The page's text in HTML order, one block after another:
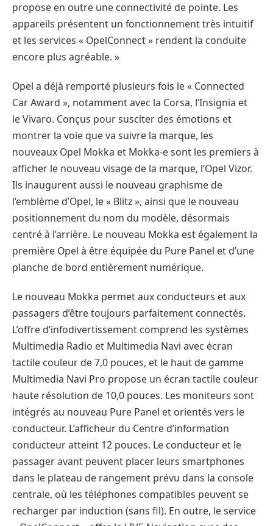
propose en outre une connectivité de pointe. Les
appareils présentent un fonctionnement très intuitif
et les services « OpelConnect » rendent la conduite
encore plus agréable. »
Opel a déjà remporté plusieurs fois le « Connected
Car Award », notamment avec la Corsa, l’Insignia et
le Vivaro. Conçus pour susciter des émotions et
montrer la voie que va suivre la marque, les
nouveaux Opel Mokka et Mokka-e sont les premiers à
afficher le nouveau visage de la marque, l’Opel Vizor.
Ils inaugurent aussi le nouveau graphisme de
l’emblème d’Opel, le « Blitz », ainsi que le nouveau
positionnement du nom du modèle, désormais
centré à l’arrière. Le nouveau Mokka est également la
première Opel à être équipée du Pure Panel et d’une
planche de bord entièrement numérique.
Le nouveau Mokka permet aux conducteurs et aux
passagers d’être toujours parfaitement connectés.
L’offre d’infodivertissement comprend les systèmes
Multimedia Radio et Multimedia Navi avec écran
tactile couleur de 7,0 pouces, et le haut de gamme
Multimedia Navi Pro propose un écran tactile couleur
haute résolution de 10,0 pouces. Les moniteurs sont
intégrés au nouveau Pure Panel et orientés vers le
conducteur. L’afficheur du Centre d’information
conducteur atteint 12 pouces. Le conducteur et le
passager avant peuvent placer leurs smartphones
dans le plateau de rangement prévu dans la console
centrale, où les téléphones compatibles peuvent se
recharger par induction (sans fil). En outre, le service